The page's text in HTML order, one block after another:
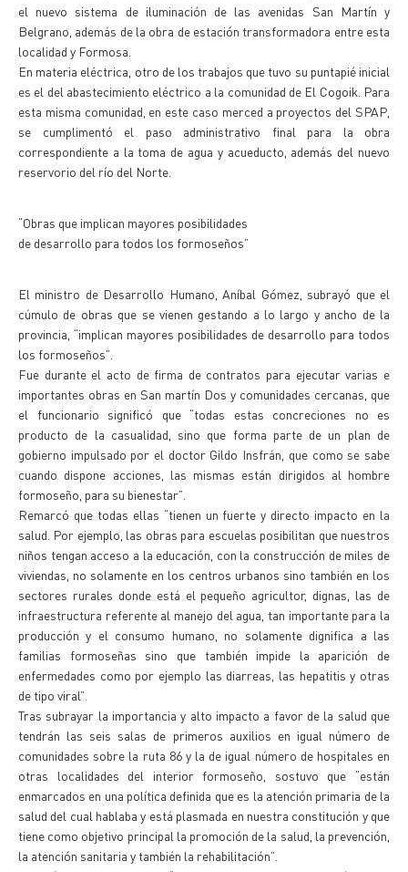
el nuevo sistema de iluminación de las avenidas San Martín y
Belgrano, además de la obra de estación transformadora entre esta
localidad y Formosa.
En materia eléctrica, otro de los trabajos que tuvo su puntapié inicial
es el del abastecimiento eléctrico a la comunidad de El Cogoik. Para
esta misma comunidad, en este caso merced a proyectos del SPAP,
se cumplimentó el paso administrativo final para la obra
correspondiente a la toma de agua y acueducto, además del nuevo
reservorio del río del Norte.
“Obras que implican mayores posibilidades
de desarrollo para todos los formoseños”
El ministro de Desarrollo Humano, Aníbal Gómez, subrayó que el
cúmulo de obras que se vienen gestando a lo largo y ancho de la
provincia, “implican mayores posibilidades de desarrollo para todos
los formoseños”.
Fue durante el acto de firma de contratos para ejecutar varias e
importantes obras en San martín Dos y comunidades cercanas, que
el funcionario significó que “todas estas concreciones no es
producto de la casualidad, sino que forma parte de un plan de
gobierno impulsado por el doctor Gildo Insfrán, que como se sabe
cuando dispone acciones, las mismas están dirigidos al hombre
formoseño, para su bienestar”.
Remarcó que todas ellas “tienen un fuerte y directo impacto en la
salud. Por ejemplo, las obras para escuelas posibilitan que nuestros
niños tengan acceso a la educación, con la construcción de miles de
viviendas, no solamente en los centros urbanos sino también en los
sectores rurales donde está el pequeño agricultor, dignas, las de
infraestructura referente al manejo del agua, tan importante para la
producción y el consumo humano, no solamente dignifica a las
familias formoseñas sino que también impide la aparición de
enfermedades como por ejemplo las diarreas, las hepatitis y otras
de tipo viral”.
Tras subrayar la importancia y alto impacto a favor de la salud que
tendrán las seis salas de primeros auxilios en igual número de
comunidades sobre la ruta 86 y la de igual número de hospitales en
otras localidades del interior formoseño, sostuvo que “están
enmarcados en una política definida que es la atención primaria de la
salud del cual hablaba y está plasmada en nuestra constitución y que
tiene como objetivo principal la promoción de la salud, la prevención,
la atención sanitaria y también la rehabilitación”.